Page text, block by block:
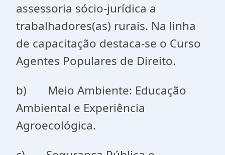
assessoria sócio-jurídica a
trabalhadores(as) rurais. Na linha
de capacitação destaca-se o Curso
Agentes Populares de Direito.
b) Meio Ambiente: Educação
Ambiental e Experiência
Agroecológica.